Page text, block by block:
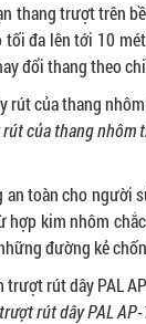
thang trượt trên
đa lên tới 10
đổi thang theo
rút của thang nhôm
toàn cho người
kim nhôm
đường kẻ
rút dây PAL